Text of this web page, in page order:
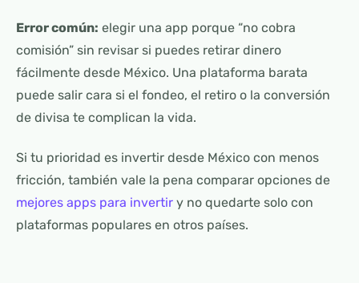
Error común: elegir una app porque “no cobra
comisión” sin revisar si puedes retirar dinero
fácilmente desde México. Una plataforma barata
puede salir cara si el fondeo, el retiro o la conversión
de divisa te complican la vida.
Si tu prioridad es invertir desde México con menos
fricción, también vale la pena comparar opciones de
mejores apps para invertir y no quedarte solo con
plataformas populares en otros países.